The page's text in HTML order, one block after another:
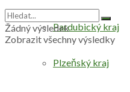
Pardubický kraj
Plzeňský kraj
Žádný výsledek
Zobrazit všechny výsledky